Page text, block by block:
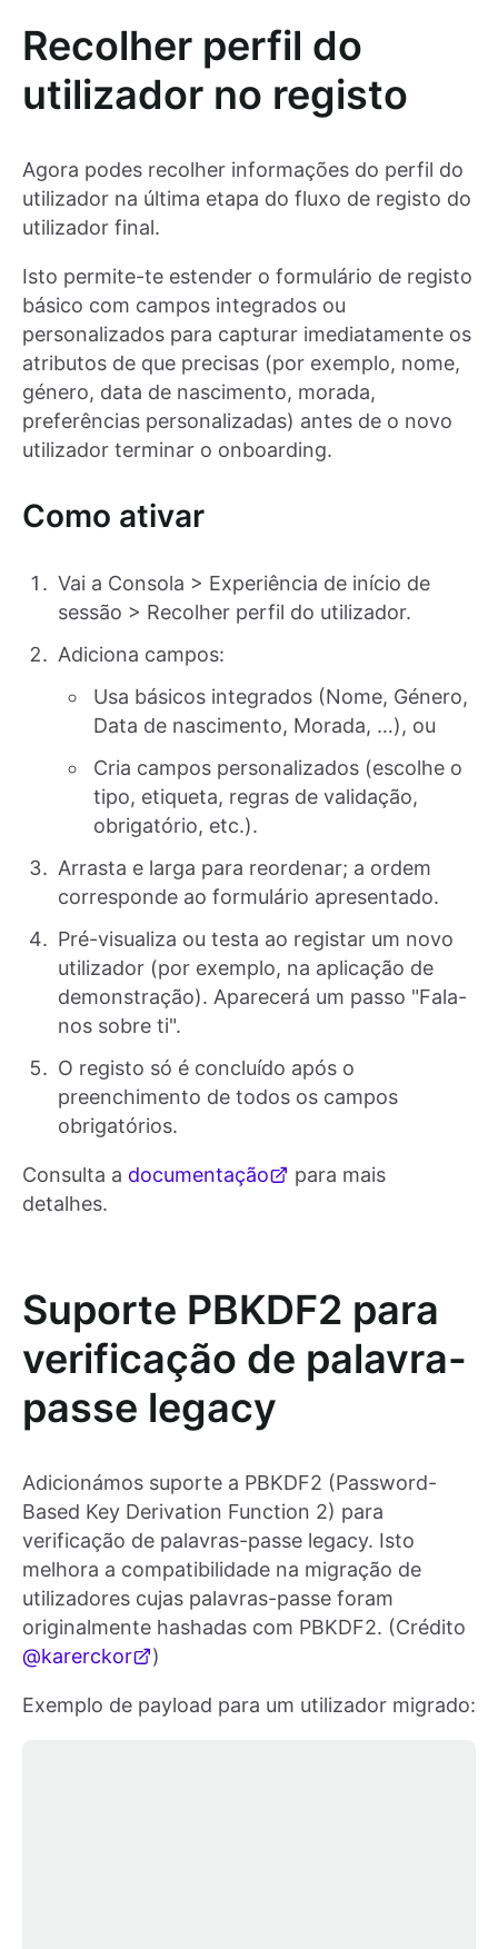
Recolher perfil do
utilizador no registo
Agora podes recolher informações do perfil do
utilizador na última etapa do fluxo de registo do
utilizador final.
Isto permite-te estender o formulário de registo
básico com campos integrados ou
personalizados para capturar imediatamente os
atributos de que precisas (por exemplo, nome,
género, data de nascimento, morada,
preferências personalizadas) antes de o novo
utilizador terminar o onboarding.
Como ativar
Vai a Consola > Experiência de início de
sessão > Recolher perfil do utilizador.
Adiciona campos:
Usa básicos integrados (Nome, Género,
Data de nascimento, Morada, …), ou
Cria campos personalizados (escolhe o
tipo, etiqueta, regras de validação,
obrigatório, etc.).
Arrasta e larga para reordenar; a ordem
corresponde ao formulário apresentado.
Pré-visualiza ou testa ao registar um novo
utilizador (por exemplo, na aplicação de
demonstração). Aparecerá um passo "Fala-
nos sobre ti".
O registo só é concluído após o
preenchimento de todos os campos
obrigatórios.
Consulta a documentação
para mais
detalhes.
Suporte PBKDF2 para
verificação de palavra-
passe legacy
Adicionámos suporte a PBKDF2 (Password-
Based Key Derivation Function 2) para
verificação de palavras-passe legacy. Isto
melhora a compatibilidade na migração de
utilizadores cujas palavras-passe foram
originalmente hashadas com PBKDF2. (Crédito
@karerckor
)
Exemplo de payload para um utilizador migrado: